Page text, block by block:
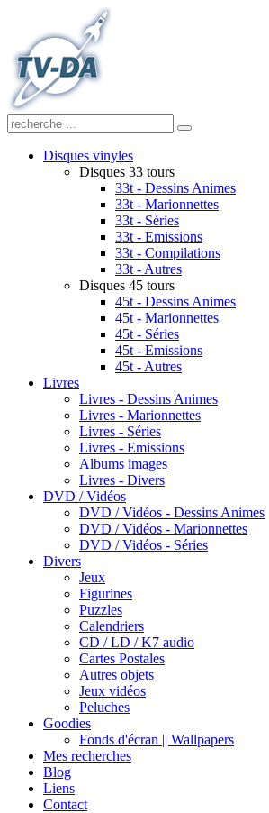
Disques vinyles
Disques 33 tours
33t - Dessins Animes
33t - Marionnettes
33t - Séries
33t - Emissions
33t - Compilations
33t - Autres
Disques 45 tours
45t - Dessins Animes
45t - Marionnettes
45t - Séries
45t - Emissions
45t - Autres
Livres
Livres - Dessins Animes
Livres - Marionnettes
Livres - Séries
Livres - Emissions
Albums images
Livres - Divers
DVD / Vidéos
DVD / Vidéos - Dessins Animes
DVD / Vidéos - Marionnettes
DVD / Vidéos - Séries
Divers
Jeux
Figurines
Puzzles
Calendriers
CD / LD / K7 audio
Cartes Postales
Autres objets
Jeux vidéos
Peluches
Goodies
Fonds d'écran || Wallpapers
Mes recherches
Blog
Liens
Contact